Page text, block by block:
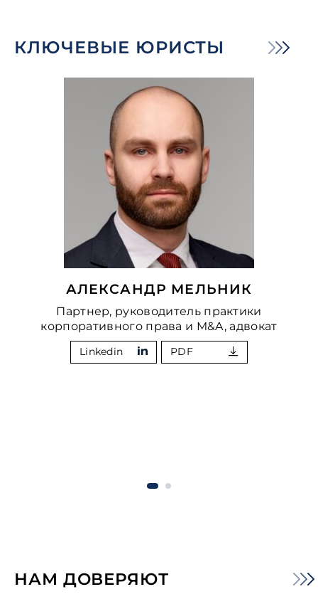
КЛЮЧЕВЫЕ ЮРИСТЫ
АЛЕКСАНДР МЕЛЬНИК
Партнер, руководитель практики
корпоративного права и M&A, адвокат
Linkedin PDF
НАМ ДОВЕРЯЮТ